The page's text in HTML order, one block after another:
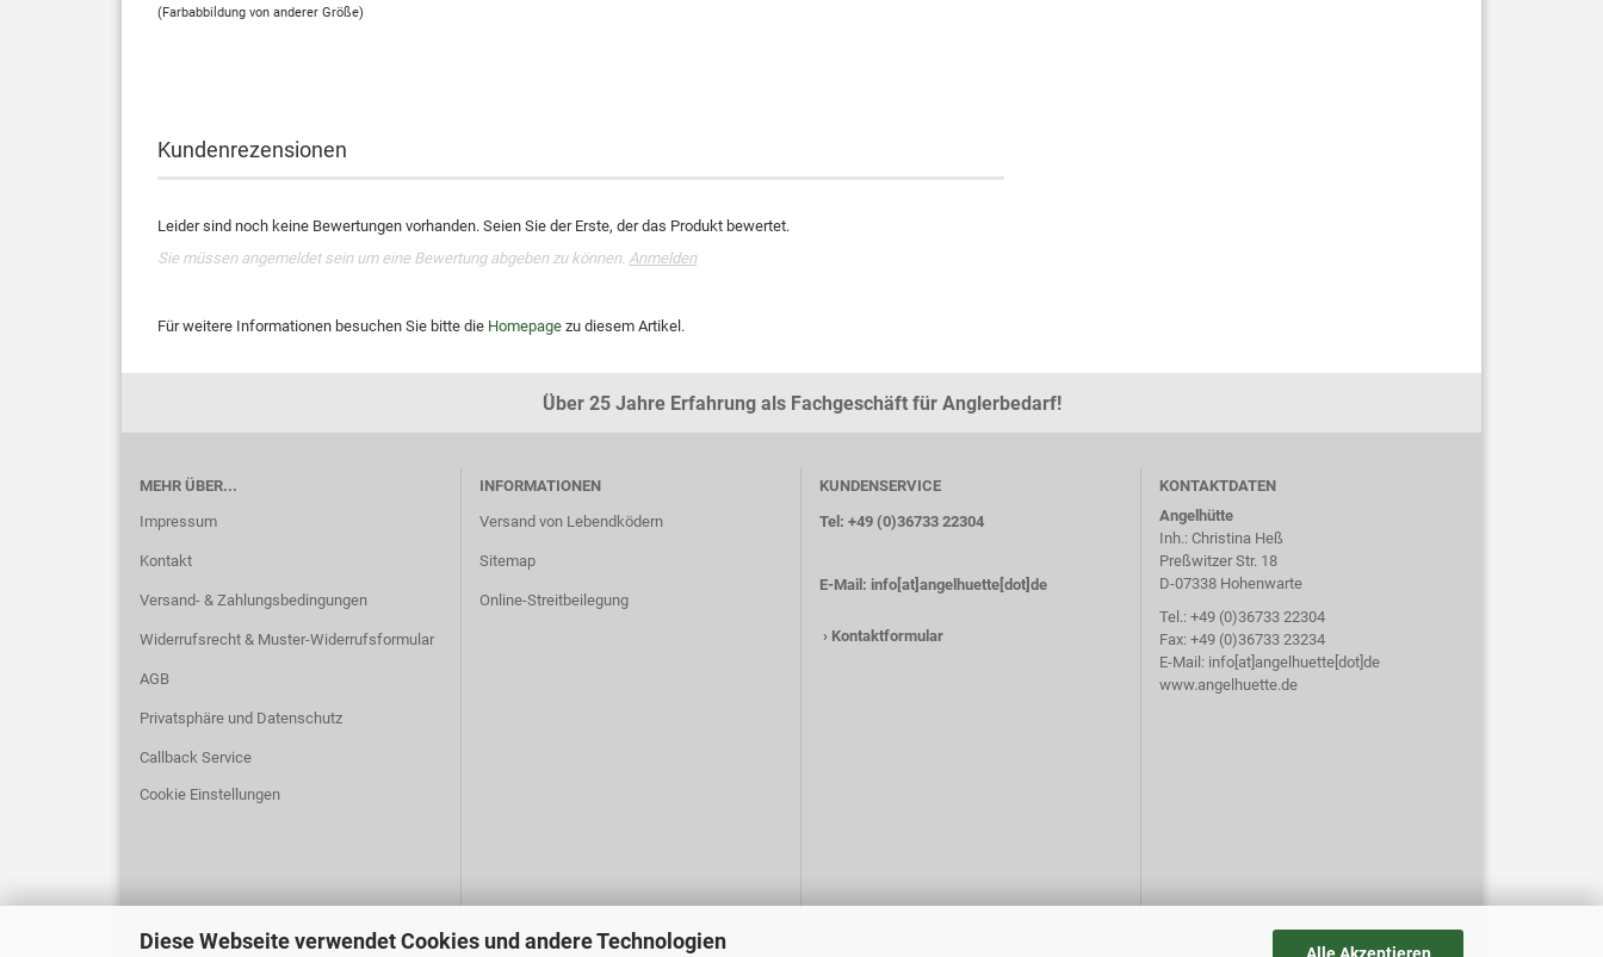
Diese Webseite verwendet Cookies und andere Technologien
(Farbabbildung von anderer Größe)
Kundenrezensionen
Leider sind noch keine Bewertungen vorhanden. Seien Sie der Erste, der das Produkt bewertet.
Sie müssen angemeldet sein um eine Bewertung abgeben zu können. Anmelden
Für weitere Informationen besuchen Sie bitte die Homepage zu diesem Artikel.
Über 25 Jahre Erfahrung als Fachgeschäft für Anglerbedarf!
MEHR ÜBER...
Impressum
Kontakt
Versand- & Zahlungsbedingungen
Widerrufsrecht & Muster-Widerrufsformular
AGB
Privatsphäre und Datenschutz
Callback Service
Cookie Einstellungen
INFORMATIONEN
Versand von Lebendködern
Sitemap
Online-Streitbeilegung
KUNDENSERVICE
Tel: +49 (0)36733 22304
E-Mail: info[at]angelhuette[dot]de
› Kontaktformular
KONTAKTDATEN
Angelhütte
Inh.: Christina Heß
Preßwitzer Str. 18
D-07338 Hohenwarte
Tel.: +49 (0)36733 22304
Fax: +49 (0)36733 23234
E-Mail: info[at]angelhuette[dot]de
www.angelhuette.de